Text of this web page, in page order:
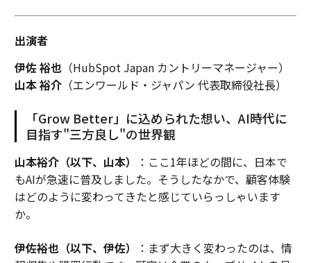
出演者
伊佐 裕也（HubSpot Japan カントリーマネージャー）
山本 裕介（エンワールド・ジャパン 代表取締役社長）
「Grow Better」に込められた想い、AI時代に
目指す"三方良し"の世界観
山本裕介（以下、山本）
：ここ1年ほどの間に、日本で
もAIが急速に普及しました。そうしたなかで、顧客体験
はどのように変わってきたと感じていらっしゃいます
か。
伊佐裕也（以下、伊佐）
：まず大きく変わったのは、情